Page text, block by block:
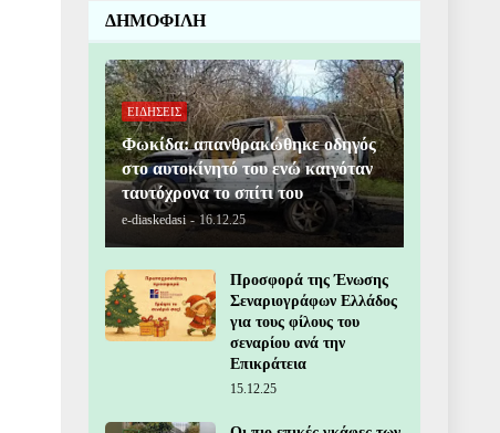
ΔΗΜΟΦΙΛΗ
ΕΙΔΗΣΕΙΣ
Φωκίδα: απανθρακώθηκε οδηγός
στο αυτοκίνητό του ενώ καιγόταν
ταυτόχρονα το σπίτι του
e-diaskedasi - 16.12.25
Προσφορά της Ένωσης
Σεναριογράφων Ελλάδος
για τους φίλους του
σεναρίου ανά την
Επικράτεια
15.12.25